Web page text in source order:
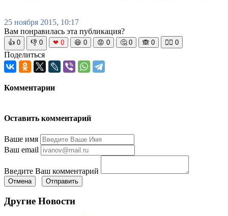
25 ноября 2015, 10:17
Вам понравилась эта публикация?
👍 0 👎 0 ❤ 0 😆 0 😡 0 🤔 0 🙈 0 🧘‍♀️ 0
Поделиться
Комментарии
Оставить комментарий
Ваше имя
Ваш email
Введите Ваш комментарий
Отмена Отправить
Другие Новости